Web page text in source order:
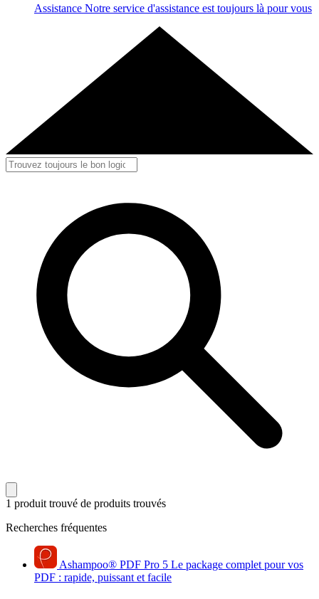
Assistance Notre service d'assistance est toujours là pour vous
1 produit trouvé de produits trouvés
Recherches fréquentes
Ashampoo® PDF Pro 5 Le package complet pour vos
PDF : rapide, puissant et facile